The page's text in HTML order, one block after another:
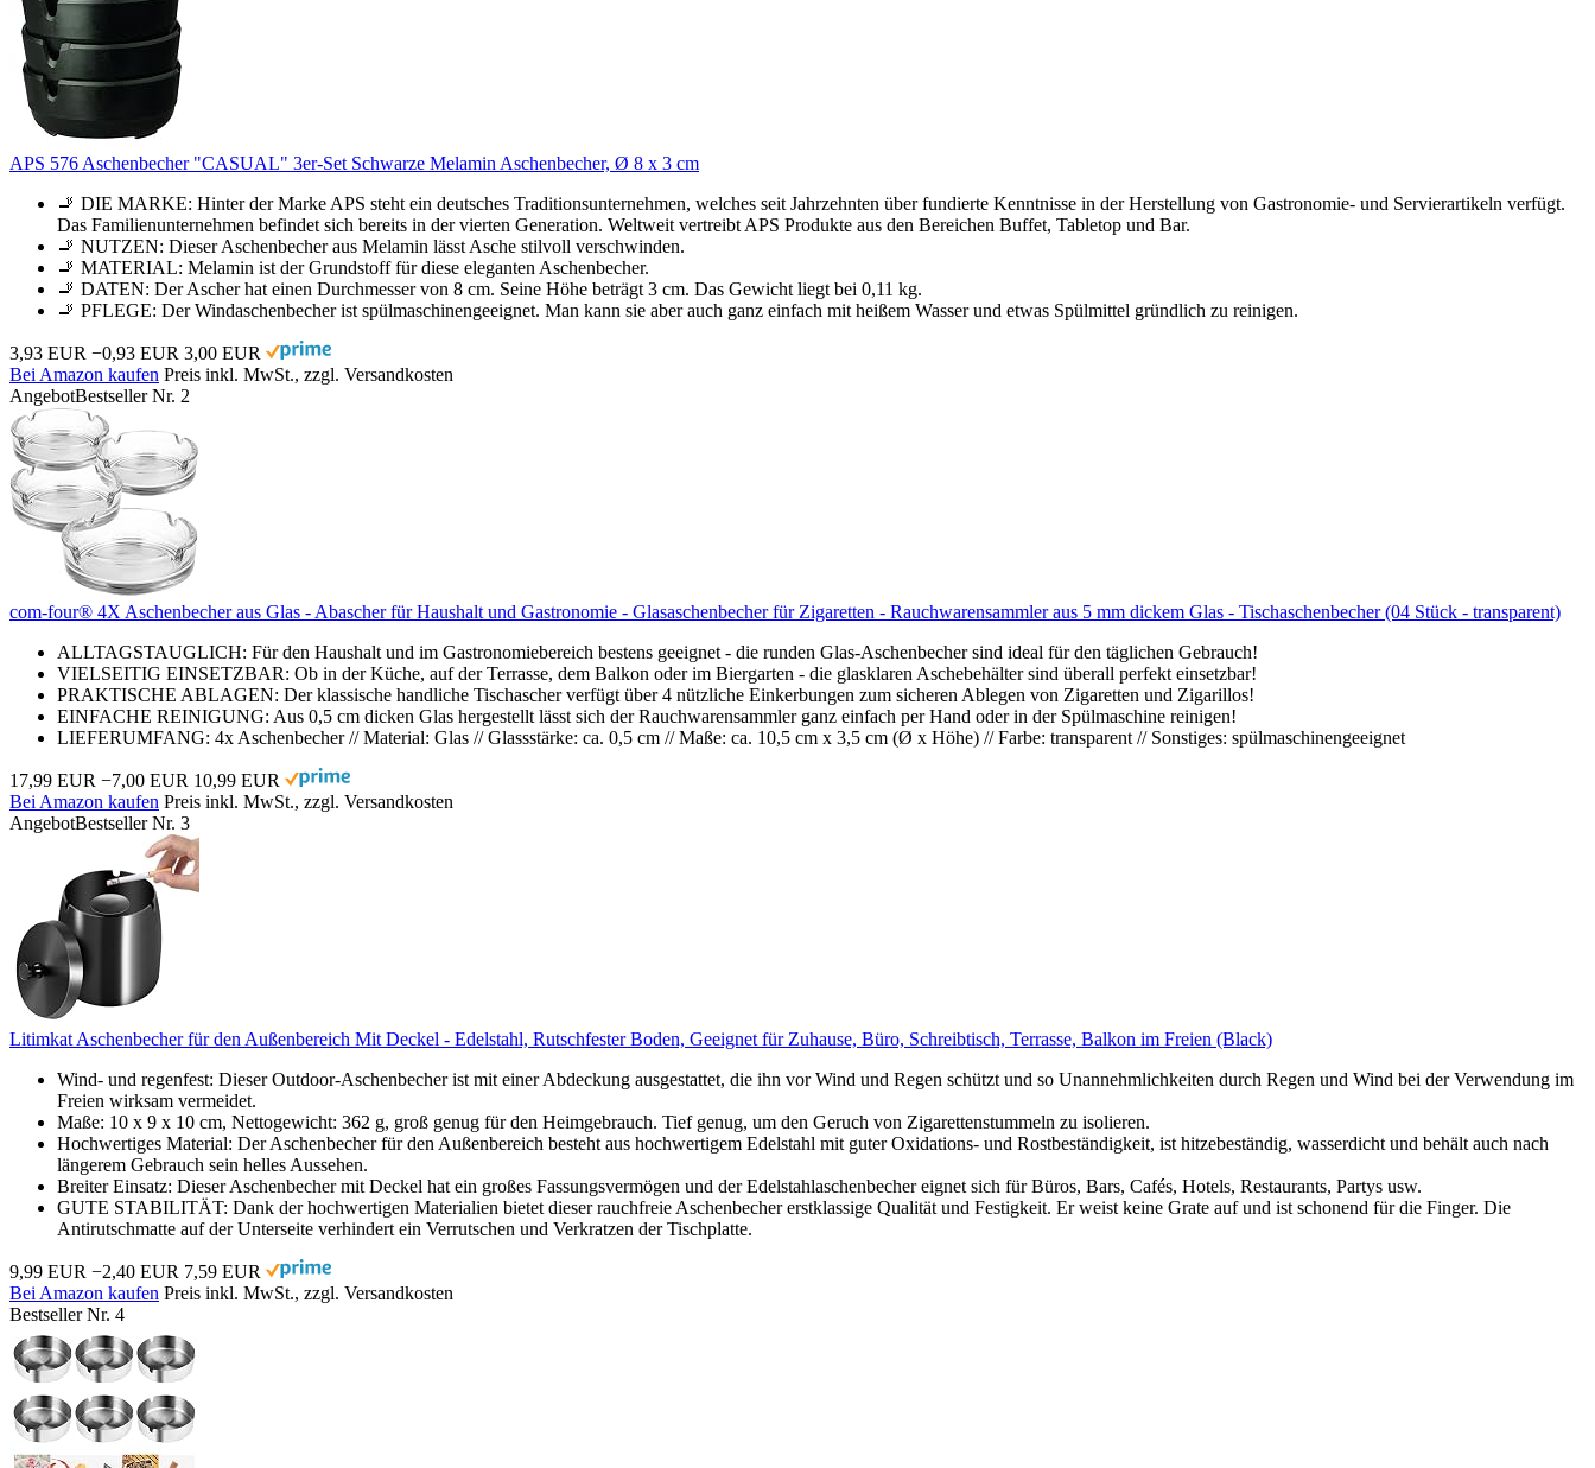
APS 576 Aschenbecher "CASUAL" 3er-Set Schwarze Melamin Aschenbecher, Ø 8 x 3 cm
🚬 DIE MARKE: Hinter der Marke APS steht ein deutsches Traditionsunternehmen, welches seit Jahrzehnten über fundierte Kenntnisse in der Herstellung von Gastronomie- und Servierartikeln verfügt.
Das Familienunternehmen befindet sich bereits in der vierten Generation. Weltweit vertreibt APS Produkte aus den Bereichen Buffet, Tabletop und Bar.
🚬 NUTZEN: Dieser Aschenbecher aus Melamin lässt Asche stilvoll verschwinden.
🚬 MATERIAL: Melamin ist der Grundstoff für diese eleganten Aschenbecher.
🚬 DATEN: Der Ascher hat einen Durchmesser von 8 cm. Seine Höhe beträgt 3 cm. Das Gewicht liegt bei 0,11 kg.
🚬 PFLEGE: Der Windaschenbecher ist spülmaschinengeeignet. Man kann sie aber auch ganz einfach mit heißem Wasser und etwas Spülmittel gründlich zu reinigen.
3,93 EUR −0,93 EUR 3,00 EUR
Bei Amazon kaufen Preis inkl. MwSt., zzgl. Versandkosten
AngebotBestseller Nr. 2
com-four® 4X Aschenbecher aus Glas - Abascher für Haushalt und Gastronomie - Glasaschenbecher für Zigaretten - Rauchwarensammler aus 5 mm dickem Glas - Tischaschenbecher (04 Stück - transparent)
ALLTAGSTAUGLICH: Für den Haushalt und im Gastronomiebereich bestens geeignet - die runden Glas-Aschenbecher sind ideal für den täglichen Gebrauch!
VIELSEITIG EINSETZBAR: Ob in der Küche, auf der Terrasse, dem Balkon oder im Biergarten - die glasklaren Aschebehälter sind überall perfekt einsetzbar!
PRAKTISCHE ABLAGEN: Der klassische handliche Tischascher verfügt über 4 nützliche Einkerbungen zum sicheren Ablegen von Zigaretten und Zigarillos!
EINFACHE REINIGUNG: Aus 0,5 cm dicken Glas hergestellt lässt sich der Rauchwarensammler ganz einfach per Hand oder in der Spülmaschine reinigen!
LIEFERUMFANG: 4x Aschenbecher // Material: Glas // Glassstärke: ca. 0,5 cm // Maße: ca. 10,5 cm x 3,5 cm (Ø x Höhe) // Farbe: transparent // Sonstiges: spülmaschinengeeignet
17,99 EUR −7,00 EUR 10,99 EUR
Bei Amazon kaufen Preis inkl. MwSt., zzgl. Versandkosten
AngebotBestseller Nr. 3
Litimkat Aschenbecher für den Außenbereich Mit Deckel - Edelstahl, Rutschfester Boden, Geeignet für Zuhause, Büro, Schreibtisch, Terrasse, Balkon im Freien (Black)
Wind- und regenfest: Dieser Outdoor-Aschenbecher ist mit einer Abdeckung ausgestattet, die ihn vor Wind und Regen schützt und so Unannehmlichkeiten durch Regen und Wind bei der Verwendung im
Freien wirksam vermeidet.
Maße: 10 x 9 x 10 cm, Nettogewicht: 362 g, groß genug für den Heimgebrauch. Tief genug, um den Geruch von Zigarettenstummeln zu isolieren.
Hochwertiges Material: Der Aschenbecher für den Außenbereich besteht aus hochwertigem Edelstahl mit guter Oxidations- und Rostbeständigkeit, ist hitzebeständig, wasserdicht und behält auch nach
längerem Gebrauch sein helles Aussehen.
Breiter Einsatz: Dieser Aschenbecher mit Deckel hat ein großes Fassungsvermögen und der Edelstahlaschenbecher eignet sich für Büros, Bars, Cafés, Hotels, Restaurants, Partys usw.
GUTE STABILITÄT: Dank der hochwertigen Materialien bietet dieser rauchfreie Aschenbecher erstklassige Qualität und Festigkeit. Er weist keine Grate auf und ist schonend für die Finger. Die
Antirutschmatte auf der Unterseite verhindert ein Verrutschen und Verkratzen der Tischplatte.
9,99 EUR −2,40 EUR 7,59 EUR
Bei Amazon kaufen Preis inkl. MwSt., zzgl. Versandkosten
Bestseller Nr. 4